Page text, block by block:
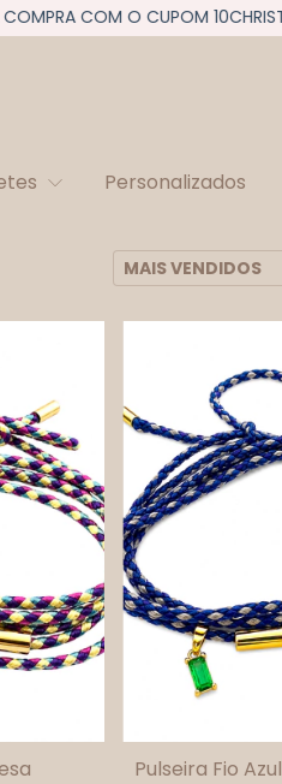
COM O CUPOM 10CHRISTI
Personalizados
Pulseira Fio Azul